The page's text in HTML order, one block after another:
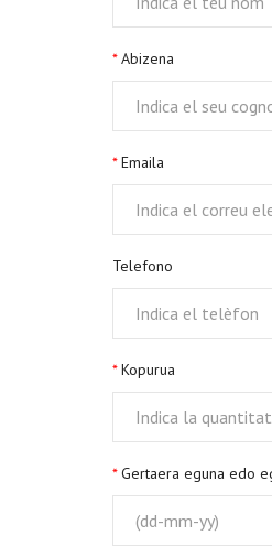
Abizena
Emaila
Telefono
Kopurua
Gertaera eguna edo